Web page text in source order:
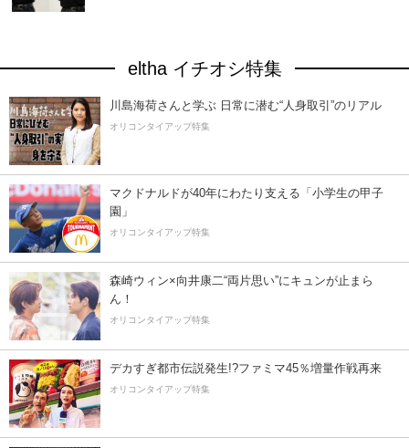
eltha イチオシ特集
川島海荷さんと学ぶ 日常に潜む“人身取引”のリアル
オリコンタイアップ特集
マクドナルドが40年にわたり支える「小学生の甲子
園」
オリコンタイアップ特集
森崎ウィン×向井康二“両片思い”にキュンが止まら
ん！
オリコンタイアップ特集
デカすぎ都市伝説発生!?ファミマ45％増量作戦再来
オリコンタイアップ特集